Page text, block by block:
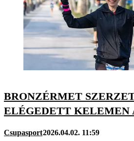
BRONZÉRMET
ELÉGEDETT KELEMEN
Csupasport2026.04.02. 11:59